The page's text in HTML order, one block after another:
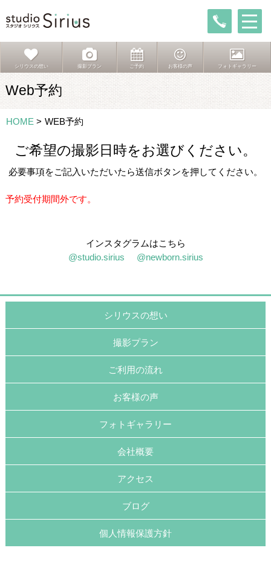
シリウスの想い 撮影プラン ご予約 お客様の声 フォトギャラリー
Web予約
HOME > WEB予約
ご希望の撮影日時をお選びください。
必要事項をご記入いただいたら送信ボタンを押してください。
予約受付期間外です。
インスタグラムはこちら
@studio.sirius
@newborn.sirius
シリウスの想い
撮影プラン
ご利用の流れ
お客様の声
フォトギャラリー
会社概要
アクセス
ブログ
個人情報保護方針